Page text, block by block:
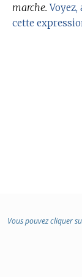
marche. Voyez,
cette
Vous pouvez cliquer